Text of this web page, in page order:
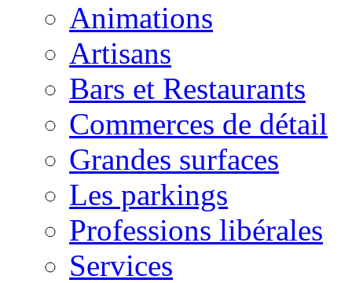
Animations
Artisans
Bars et Restaurants
Commerces de détail
Grandes surfaces
Les parkings
Professions libérales
Services